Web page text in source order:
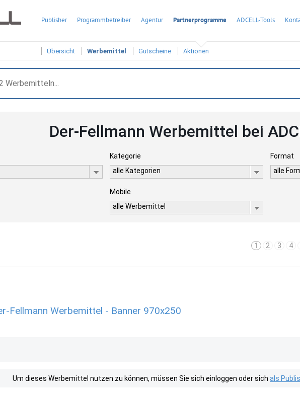
Publisher Programmbetreiber Agentur Partnerprogramme ADCELL-Tools
Übersicht Werbemittel Gutscheine Aktionen
Der-Fellmann Werbemittel bei
Kategorie
alle Kategorien
Format
alle
Mobile
alle Werbemittel
1 2 3 4
Fellmann Werbemittel - Banner 970x250
Um dieses Werbemittel nutzen zu können, müssen Sie sich einloggen oder sich als